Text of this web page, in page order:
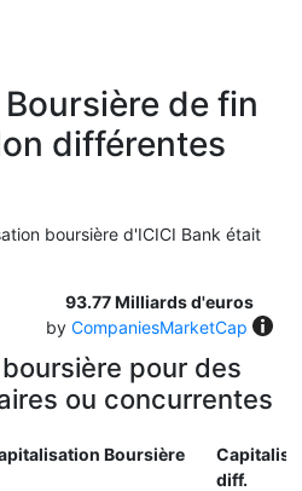
de fin
différentes
boursière d'ICICI Bank était
93.77 Milliards d'euros
by CompaniesMarketCap
pour des
ou concurrentes
Boursière
diff.